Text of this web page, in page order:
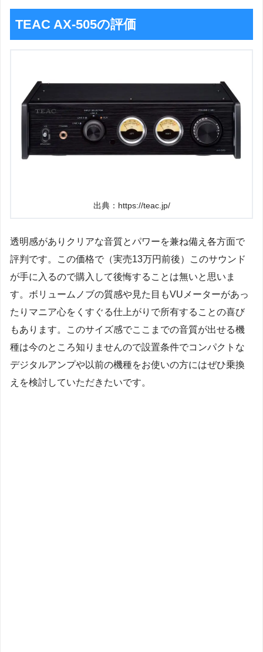
TEAC AX-505の評価
出典：https://teac.jp/
透明感がありクリアな音質とパワーを兼ね備え各方面で
評判です。この価格で（実売13万円前後）このサウンド
が手に入るので購入して後悔することは無いと思いま
す。ボリュームノブの質感や見た目もVUメーターがあっ
たりマニア心をくすぐる仕上がりで所有することの喜び
もあります。このサイズ感でここまでの音質が出せる機
種は今のところ知りませんので設置条件でコンパクトな
デジタルアンプや以前の機種をお使いの方にはぜひ乗換
えを検討していただきたいです。